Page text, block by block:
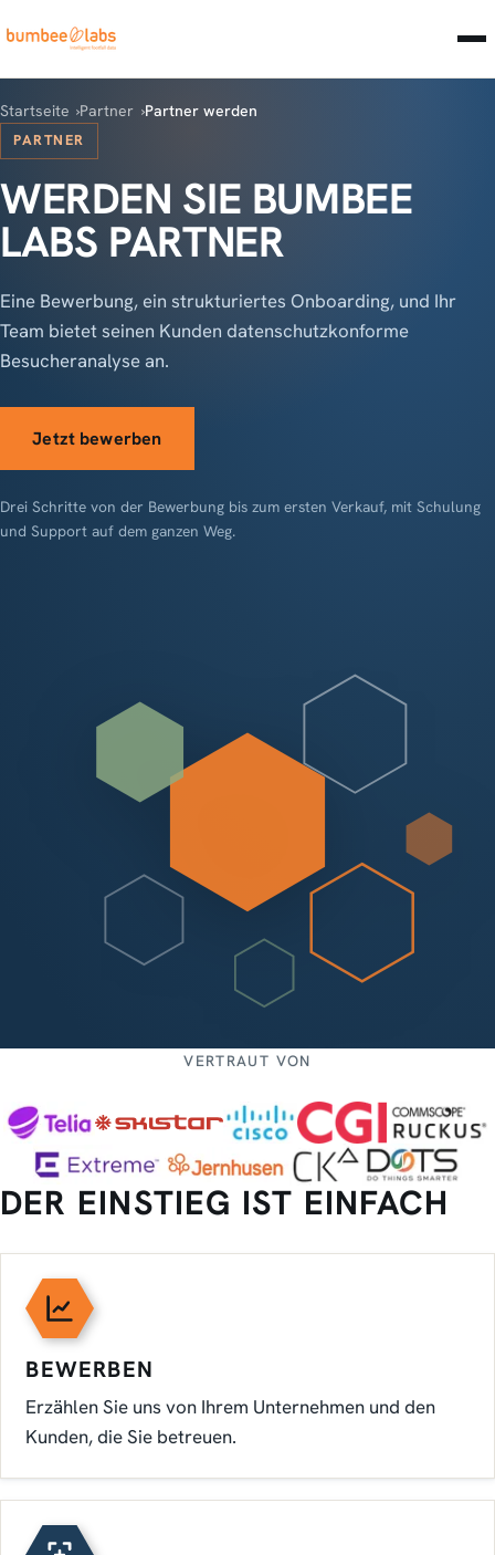
Startseite Partner Partner werden
PARTNER
WERDEN SIE BUMBEE
LABS PARTNER
Eine Bewerbung, ein strukturiertes Onboarding, und Ihr
Team bietet seinen Kunden datenschutzkonforme
Besucheranalyse an.
Jetzt bewerben
Drei Schritte von der Bewerbung bis zum ersten Verkauf, mit Schulung
und Support auf dem ganzen Weg.
VERTRAUT VON
DER EINSTIEG IST EINFACH
BEWERBEN
Erzählen Sie uns von Ihrem Unternehmen und den
Kunden, die Sie betreuen.